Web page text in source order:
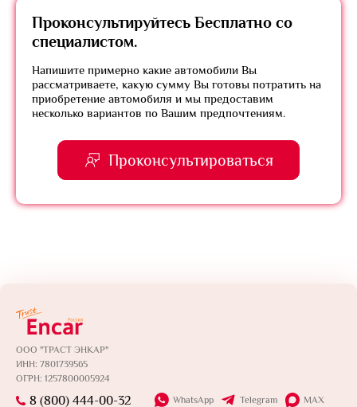
Проконсультируйтесь Бесплатно со
специалистом.
Напишите примерно какие автомобили Вы
рассматриваете, какую сумму Вы готовы потратить на
приобретение автомобиля и мы предоставим
несколько вариантов по Вашим предпочтениям.
Проконсультироваться
ООО "ТРАСТ ЭНКАР"
ИНН: 7801739565
ОГРН: 1257800005924
8 (800) 444-00-32 WhatsApp Telegram MAX